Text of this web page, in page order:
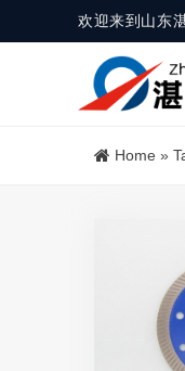
欢迎来到山东
Home »